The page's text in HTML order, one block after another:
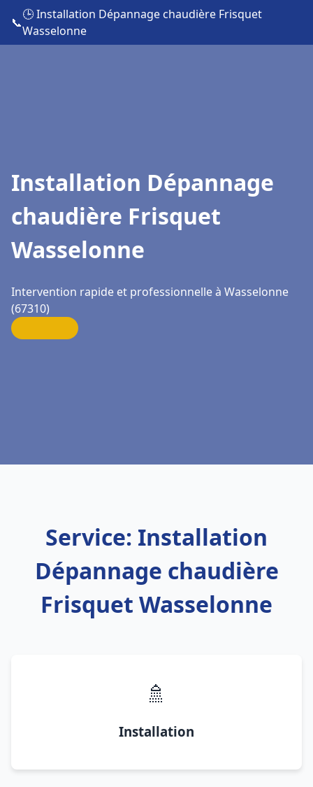
📞
🕒 Installation Dépannage chaudière Frisquet
Wasselonne
Installation Dépannage
chaudière Frisquet
Wasselonne
Intervention rapide et professionnelle à Wasselonne
(67310)
Service: Installation
Dépannage chaudière
Frisquet Wasselonne
🚿
Installation